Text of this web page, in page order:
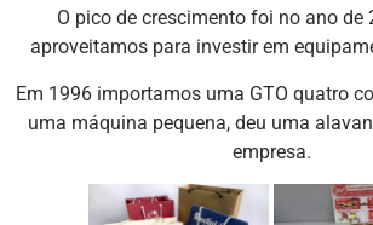
O pico de crescimento foi no ano de
aproveitamos para investir em
Em 1996 importamos uma GTO quatro
uma máquina pequena, deu uma
empresa.